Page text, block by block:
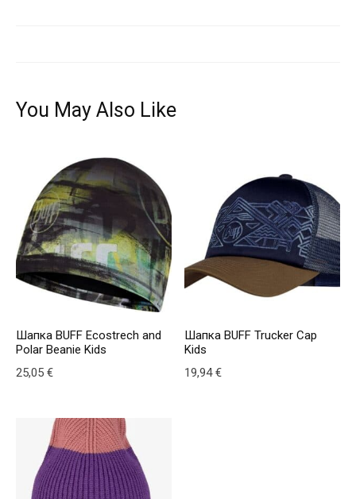
You May Also Like
Шапка BUFF Ecostrech and
Polar Beanie Kids
25,05 €
Шапка BUFF Trucker Cap
Kids
19,94€